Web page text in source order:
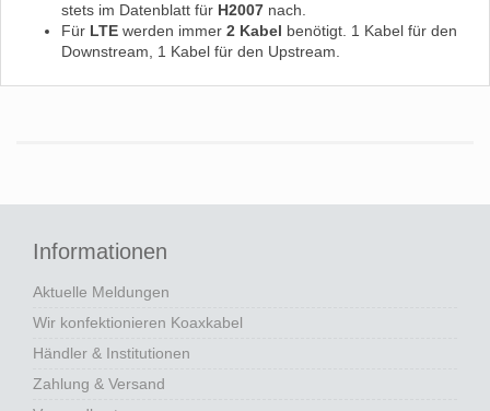
stets im Datenblatt für H2007 nach.
Für LTE werden immer 2 Kabel benötigt. 1 Kabel für den
Downstream, 1 Kabel für den Upstream.
Informationen
Aktuelle Meldungen
Wir konfektionieren Koaxkabel
Händler & Institutionen
Zahlung & Versand